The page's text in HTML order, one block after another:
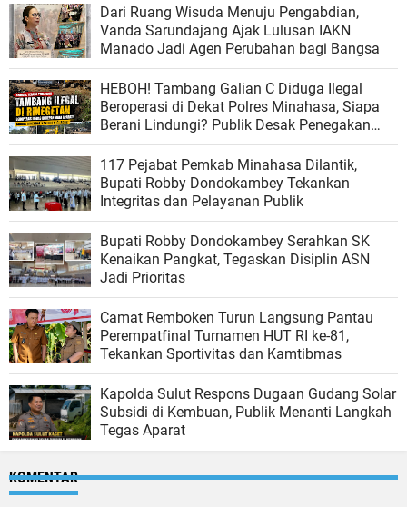
Dari Ruang Wisuda Menuju Pengabdian,
Vanda Sarundajang Ajak Lulusan IAKN
Manado Jadi Agen Perubahan bagi Bangsa
HEBOH! Tambang Galian C Diduga Ilegal
Beroperasi di Dekat Polres Minahasa, Siapa
Berani Lindungi? Publik Desak Penegakan
Hukum Tanpa Tebang Pilih
117 Pejabat Pemkab Minahasa Dilantik,
Bupati Robby Dondokambey Tekankan
Integritas dan Pelayanan Publik
Bupati Robby Dondokambey Serahkan SK
Kenaikan Pangkat, Tegaskan Disiplin ASN
Jadi Prioritas
Camat Remboken Turun Langsung Pantau
Perempatfinal Turnamen HUT RI ke-81,
Tekankan Sportivitas dan Kamtibmas
Kapolda Sulut Respons Dugaan Gudang Solar
Subsidi di Kembuan, Publik Menanti Langkah
Tegas Aparat
KOMENTAR